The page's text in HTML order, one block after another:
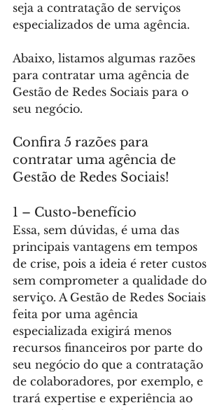
seja a contratação de serviços
especializados de uma agência.
Abaixo, listamos algumas razões
para contratar uma agência de
Gestão de Redes Sociais para o
seu negócio.
Confira 5 razões para
contratar uma agência de
Gestão de Redes Sociais!
1 – Custo-benefício
Essa, sem dúvidas, é uma das
principais vantagens em tempos
de crise, pois a ideia é reter custos
sem comprometer a qualidade do
serviço. A Gestão de Redes Sociais
feita por uma agência
especializada exigirá menos
recursos financeiros por parte do
seu negócio do que a contratação
de colaboradores, por exemplo, e
trará expertise e experiência ao